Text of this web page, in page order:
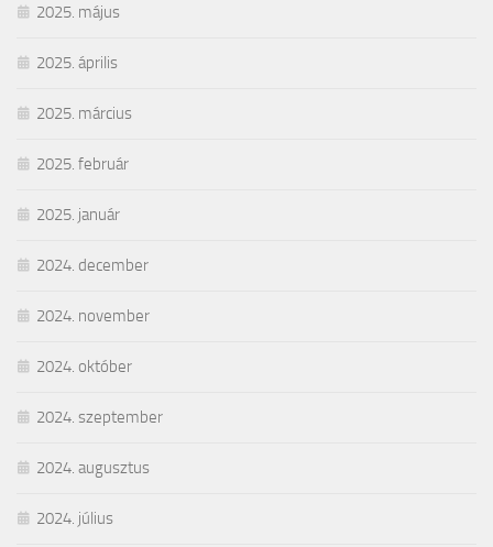
2025. május
2025. április
2025. március
2025. február
2025. január
2024. december
2024. november
2024. október
2024. szeptember
2024. augusztus
2024. július